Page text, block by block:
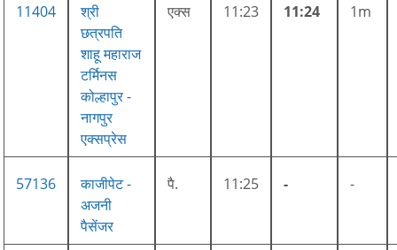
11404
श्री
छत्रपति
शाहू महाराज
टर्मिनस
कोल्हापुर -
नागपुर
एक्सप्रेस
एक्स 11:23 11:24 1m
57136
काजीपेट -
अजनी
पैसेंजर
पै. 11:25 - -